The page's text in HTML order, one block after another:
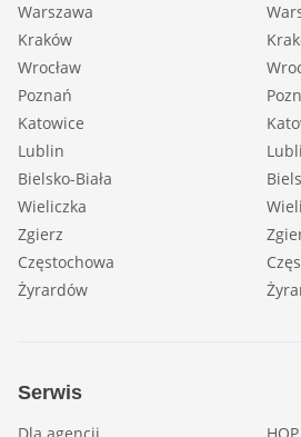
Warszawa
Kraków
Wrocław
Poznań
Katowice
Lublin
Bielsko-Biała
Wieliczka
Zgierz
Częstochowa
Żyrardów
Serwis